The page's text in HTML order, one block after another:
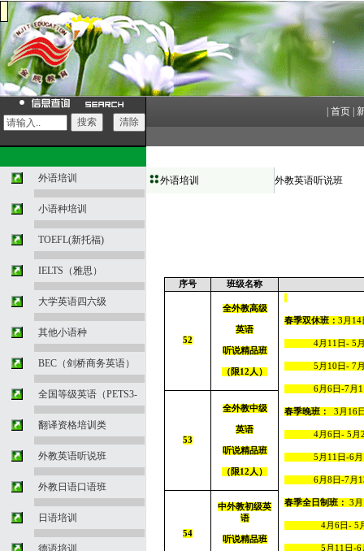
首页
外语培训
小语种培训
TOEFL(新托福)
IELTS（雅思）
大学英语四六级
其他小语种
BEC（剑桥商务英语）
全国等级英语（PETS3-
翻译资格培训类
外教英语听说班
外教日语口语班
日语培训
德语培训
外语培训 外教英语听说班
序号 班级名称
52
全外教高级
英语
听说精品班
（限12 人）
春季双休班：3 月 14
4月11 日-5
5 月10 日-7
6月6日-7月1
春季晚班： 3 月 16
4月6日-5 月
5 月11 日-6
6月8 日-7月
春季全日制班：3 月
4月6日-5
5 月11 日-6
53
全外教中级
英语
听说精品班
（限12 人）
54
中外教初级英
语
听说精品班